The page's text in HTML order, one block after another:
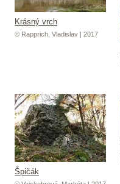
Krásný vrch
© Rapprich, Vladislav | 2017
Špičák